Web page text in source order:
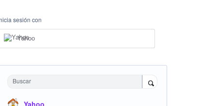
sesión con
Yahoo
Buscar
Yahoo